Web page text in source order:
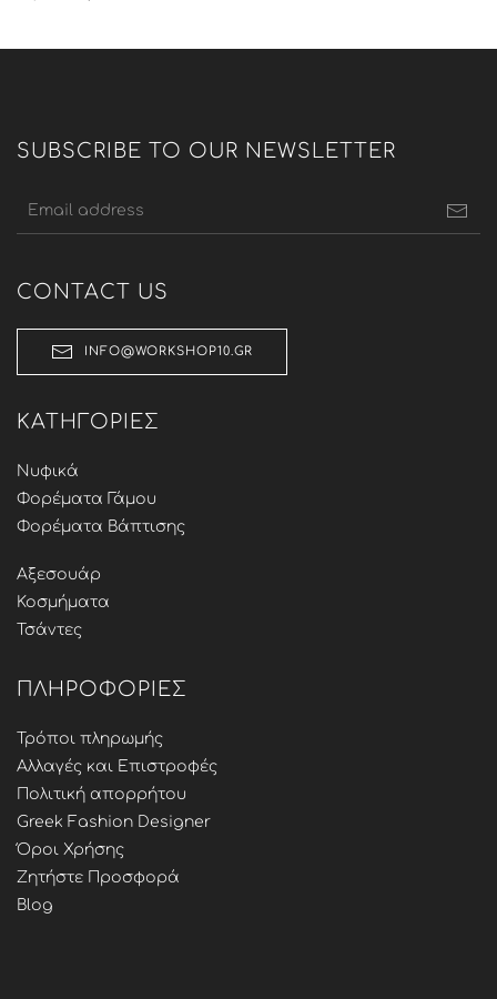
45,00 €.είναι:
SUBSCRIBE TO OUR NEWSLETTER
CONTACT US
INFO@WORKSHOP10.GR
ΚΑΤΗΓΟΡΊΕΣ
Νυφικά
Φορέματα Γάμου
Φορέματα Βάπτισης
Αξεσουάρ
Κοσμήματα
Τσάντες
ΠΛΗΡΟΦΟΡΊΕΣ
Τρόποι πληρωμής
Αλλαγές και Επιστροφές
Πολιτική απορρήτου
Greek Fashion Designer
Όροι Χρήσης
Ζητήστε Προσφορά
Blog